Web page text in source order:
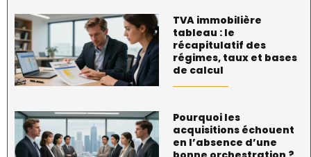
TVA immobilière
tableau : le
récapitulatif des
régimes, taux et bases
de calcul
Pourquoi les
acquisitions échouent
en l’absence d’une